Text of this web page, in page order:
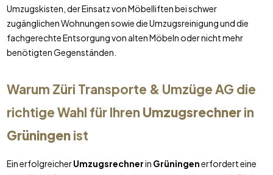
Umzugskisten, der Einsatz von Möbelliften bei schwer
zugänglichen Wohnungen sowie die Umzugsreinigung und die
fachgerechte Entsorgung von alten Möbeln oder nicht mehr
benötigten Gegenständen.
Warum Züri Transporte & Umzüge AG die
richtige Wahl für Ihren Umzugsrechnerin
Grüningenist
Ein erfolgreicherUmzugsrechnerin Grüningenerfordert eine